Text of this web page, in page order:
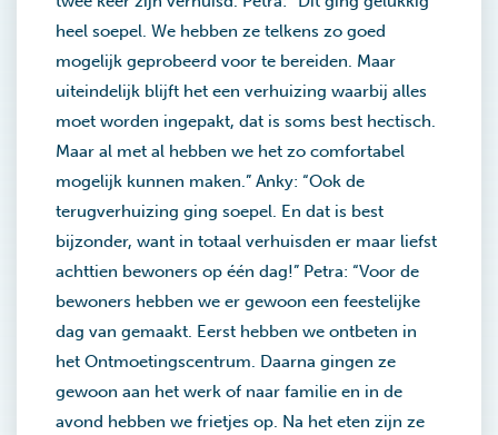
heel soepel. We hebben ze telkens zo goed
mogelijk geprobeerd voor te bereiden. Maar
uiteindelijk blijft het een verhuizing waarbij alles
moet worden ingepakt, dat is soms best hectisch.
Maar al met al hebben we het zo comfortabel
mogelijk kunnen maken.” Anky: “Ook de
terugverhuizing ging soepel. En dat is best
bijzonder, want in totaal verhuisden er maar liefst
achttien bewoners op één dag!” Petra: “Voor de
bewoners hebben we er gewoon een feestelijke
dag van gemaakt. Eerst hebben we ontbeten in
het Ontmoetingscentrum. Daarna gingen ze
gewoon aan het werk of naar familie en in de
avond hebben we frietjes op. Na het eten zijn ze